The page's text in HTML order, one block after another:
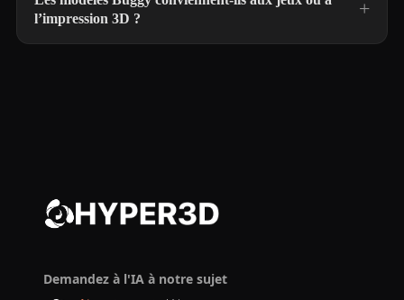
l’impression 3D ?
Demandez à l'IA à notre sujet